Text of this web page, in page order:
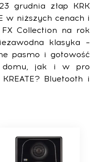
grudnia złap KRK
w niższych cenach i
Collection na rok
klasyka –
pasmo i gotowość
domu, jak i w pro
Bluetooth i